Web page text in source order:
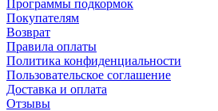
Программы подкормок
Покупателям
Возврат
Правила оплаты
Политика конфиденциальности
Пользовательское соглашение
Доставка и оплата
Отзывы